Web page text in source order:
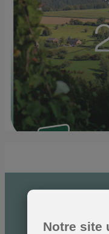
Notre site